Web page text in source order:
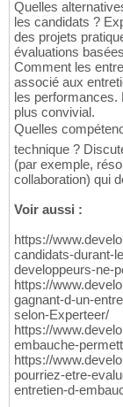
Quelles
les candidats ?
des projets
évaluations
Comment les
associé aux
les performances.
plus convivial.
Quelles
technique ?
(par exemple,
collaboration) qui
Voir aussi :
https://
candidats-durant-
developpeurs-ne-
https://
gagnant-d-un-
selon-Experteer/
https://
embauche-
https://
pourriez-etre-
entretien-d-